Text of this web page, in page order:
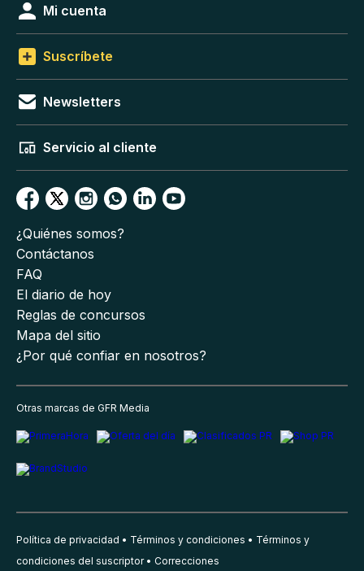
Mi cuenta
Suscríbete
Newsletters
Servicio al cliente
¿Quiénes somos?
Contáctanos
FAQ
El diario de hoy
Reglas de concursos
Mapa del sitio
¿Por qué confiar en nosotros?
Otras marcas de GFR Media
Política de privacidad Términos y condiciones
Términos y
condiciones del suscriptor
Correcciones